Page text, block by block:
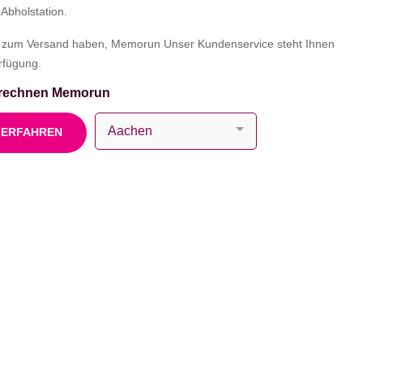
Versand haben, Memorun Unser Kundenservice steht Ihnen
Memorun